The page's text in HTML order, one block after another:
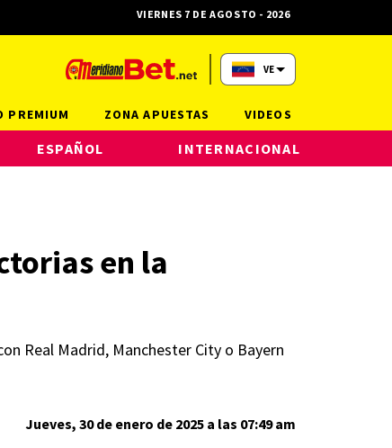
en la
Real Madrid, Manchester City o Bayern
Jueves, 30 de enero de 2025 a las 07:49 am
VIERNES 7 DE AGOSTO - 2026
VE
ESPAÑOL INTERNACIONAL
PREMIUM ZONA APUESTAS VIDEOS